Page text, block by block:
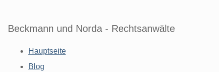
Beckmann und Norda - Rechtsanwälte
Hauptseite
Blog